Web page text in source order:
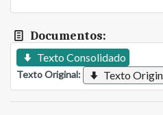
Documentos:
Texto Consolidado
Texto Original: Texto